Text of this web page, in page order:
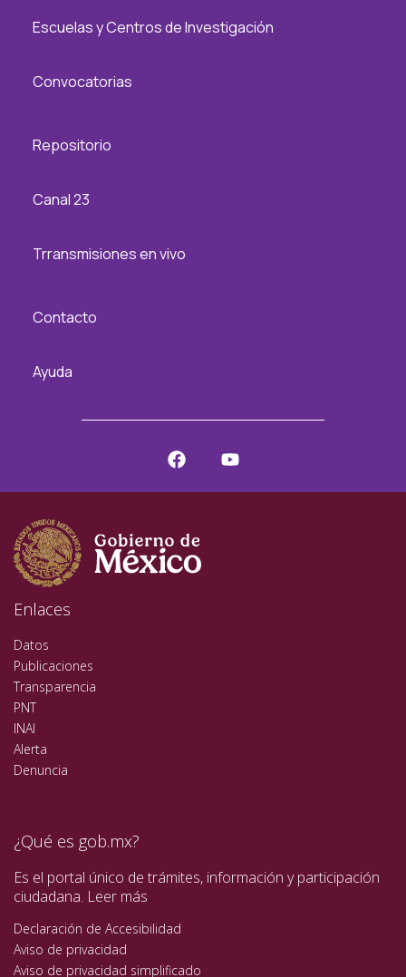
Escuelas y Centros de Investigación
Convocatorias
Repositorio
Canal 23
Trransmisiones en vivo
Contacto
Ayuda